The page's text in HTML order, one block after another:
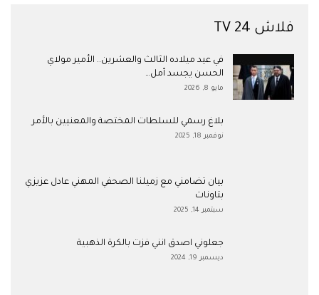
فلاش 24 TV
في عيد ميلاده الثالث والعشرين.. الأمير مولاي
الحسن يجسد أمل…
مايو 8, 2026
بلاغ رسمي للسلطات المختصة والمعنيين بالأمر
نوفمبر 18, 2025
بيان تضامني مع زميلنا الصحفي المهني عادل عزيزي
بتاونات
سبتمبر 14, 2025
جعلوني اصدق انني فزت بالكرة الذهبية
ديسمبر 19, 2024